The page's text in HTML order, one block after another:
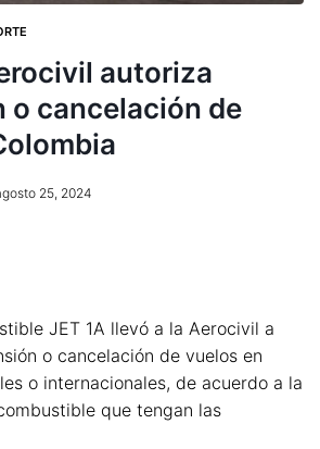
autoriza
o cancelación de
25, 2024
JET 1A llevó a la Aerocivil a
o cancelación de vuelos en
o internacionales, de acuerdo a la
que tengan las